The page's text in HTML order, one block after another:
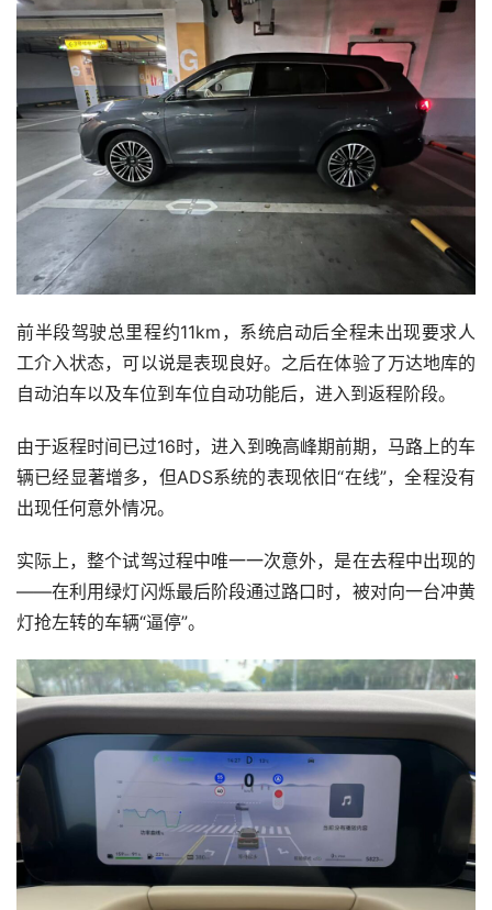
前半段驾驶总里程约11km，系统启动后全程未出现要求人
工介入状态，可以说是表现良好。之后在体验了万达地库的
自动泊车以及车位到车位自动功能后，进入到返程阶段。
由于返程时间已过16时，进入到晚高峰期前期，马路上的车
辆已经显著增多，但ADS系统的表现依旧“在线”，全程没有
出现任何意外情况。
实际上，整个试驾过程中唯一一次意外，是在去程中出现的
——在利用绿灯闪烁最后阶段通过路口时，被对向一台冲黄
灯抢左转的车辆“逼停”。